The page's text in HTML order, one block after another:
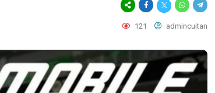
121 admincuitan